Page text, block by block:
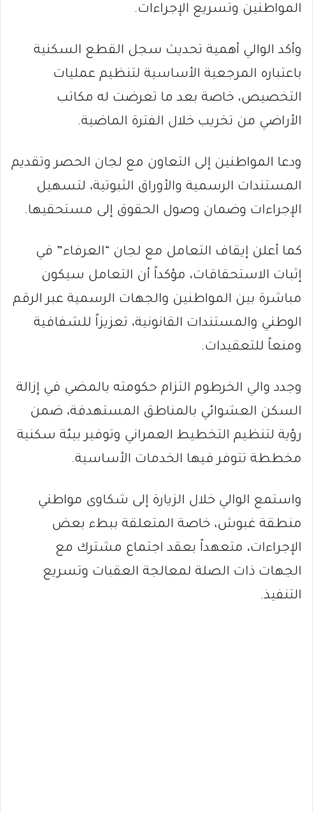
المواطنين وتسريع الإجراءات.
وأكد الوالي أهمية تحديث سجل القطع السكنية
باعتباره المرجعية الأساسية لتنظيم عمليات
التخصيص، خاصة بعد ما تعرضت له مكاتب
الأراضي من تخريب خلال الفترة الماضية.
ودعا المواطنين إلى التعاون مع لجان الحصر وتقديم
المستندات الرسمية والأوراق الثبوتية، لتسهيل
الإجراءات وضمان وصول الحقوق إلى مستحقيها.
كما أعلن إيقاف التعامل مع لجان “العرفاء” في
إثبات الاستحقاقات، مؤكداً أن التعامل سيكون
مباشرة بين المواطنين والجهات الرسمية عبر الرقم
الوطني والمستندات القانونية، تعزيزاً للشفافية
ومنعاً للتعقيدات.
وجدد والي الخرطوم التزام حكومته بالمضي في إزالة
السكن العشوائي بالمناطق المستهدفة، ضمن
رؤية لتنظيم التخطيط العمراني وتوفير بيئة سكنية
مخططة تتوفر فيها الخدمات الأساسية.
واستمع الوالي خلال الزيارة إلى شكاوى مواطني
منطقة غبوش، خاصة المتعلقة ببطء بعض
الإجراءات، متعهداً بعقد اجتماع مشترك مع
الجهات ذات الصلة لمعالجة العقبات وتسريع
التنفيذ.